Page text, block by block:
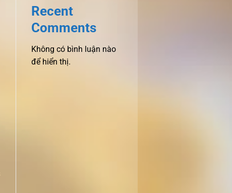
Recent
Comments
Không có bình luận nào
để hiển thị.